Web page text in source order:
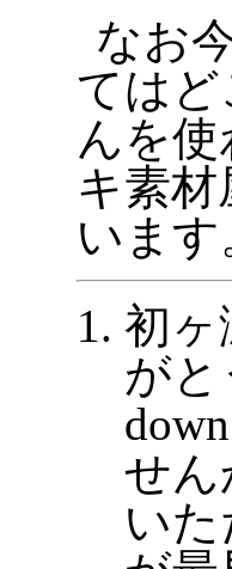
なお
ては
んを
キ素
います
初ヶ
が
せ
い